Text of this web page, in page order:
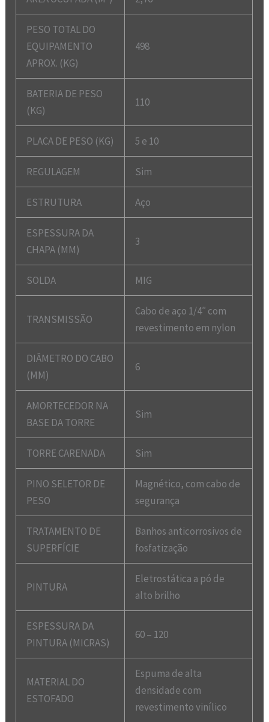
PESO TOTAL DO
EQUIPAMENTO
APROX. (KG)
498
BATERIA DE PESO
(KG)
110
PLACA DE PESO (KG) 5 e 10
REGULAGEM Sim
ESTRUTURA Aço
ESPESSURA DA
CHAPA (MM)
3
SOLDA MIG
TRANSMISSÃO
Cabo de aço 1/4″ com
revestimento em nylon
DIÂMETRO DO CABO
(MM)
6
AMORTECEDOR NA
BASE DA TORRE
Sim
TORRE CARENADA Sim
PINO SELETOR DE
PESO
Magnético, com cabo de
segurança
TRATAMENTO DE
SUPERFÍCIE
Banhos anticorrosivos de
fosfatização
PINTURA
Eletrostática a pó de
alto brilho
ESPESSURA DA
PINTURA (MICRAS)
60 – 120
MATERIAL DO
ESTOFADO
Espuma de alta
densidade com
revestimento vinílico